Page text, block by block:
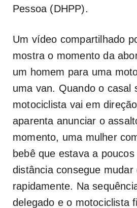
Pessoa (DHPP).
Um vídeo compartilhado
mostra o momento da
um homem para uma
uma van. Quando o casal
motociclista vai em
aparenta anunciar o
momento, uma mulher
bebê que estava a
distância consegue
rapidamente. Na
delegado e o motociclista